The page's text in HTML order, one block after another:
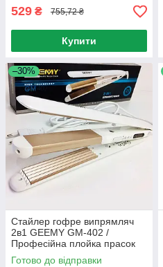
529 ₴ 755,72 ₴
Купити
–30%
Стайлер гофре випрямляч
2в1 GEEMY GM-402 /
Професійна плойка прасок
для волосся
Готово до відправки